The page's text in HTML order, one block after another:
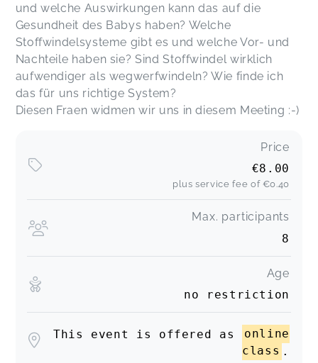
und welche Auswirkungen kann das auf die
Gesundheit des Babys haben? Welche
Stoffwindelsysteme gibt es und welche Vor- und
Nachteile haben sie? Sind Stoffwindel wirklich
aufwendiger als wegwerfwindeln? Wie finde ich
das für uns richtige System?
Diesen Fraen widmen wir uns in diesem Meeting :-)
Price
€8.00
plus service fee of €0.40
Max. participants
8
Age
no restriction
This event is offered as
online
class .